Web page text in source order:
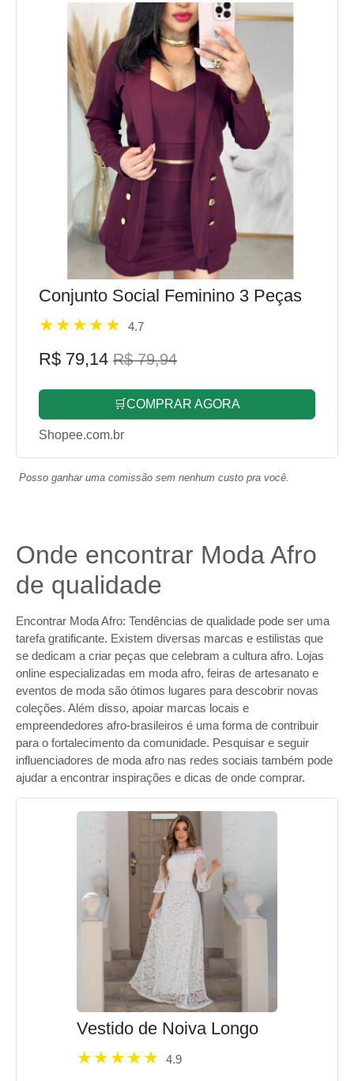
Conjunto Social Feminino 3 Peças
4.7
R$ 79,14 R$ 79,94
🛒COMPRAR AGORA
Shopee.com.br
Posso ganhar uma comissão sem nenhum custo pra você.
Onde encontrar Moda Afro
de qualidade
Encontrar Moda Afro: Tendências de qualidade pode ser uma
tarefa gratificante. Existem diversas marcas e estilistas que
se dedicam a criar peças que celebram a cultura afro. Lojas
online especializadas em moda afro, feiras de artesanato e
eventos de moda são ótimos lugares para descobrir novas
coleções. Além disso, apoiar marcas locais e
empreendedores afro-brasileiros é uma forma de contribuir
para o fortalecimento da comunidade. Pesquisar e seguir
influenciadores de moda afro nas redes sociais também pode
ajudar a encontrar inspirações e dicas de onde comprar.
Vestido de Noiva Longo
4.9